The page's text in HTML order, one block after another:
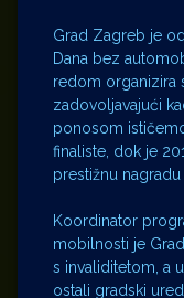
Grad Zagreb je
Dana bez
redom organizira
zadovoljavajući
ponosom
finaliste, dok je
prestižnu
Koordinator
mobilnosti je
s invaliditetom, a
ostali gradski